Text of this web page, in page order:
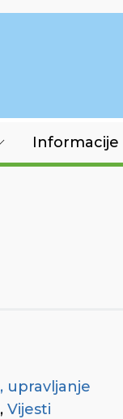
Informacije
upravljanje
, Vijesti